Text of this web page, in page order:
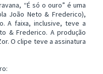
“É só o ouro” é uma
João Neto & Frederico),
A faixa, inclusive, teve a
& Frederico. A produção
O clipe teve a assinatura